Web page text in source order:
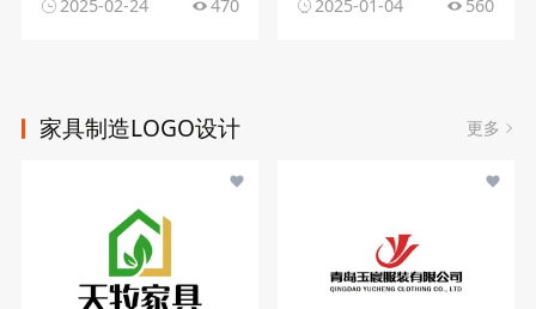
2025-02-24 470 2025-01-04 560
家具制造LOGO设计 更多